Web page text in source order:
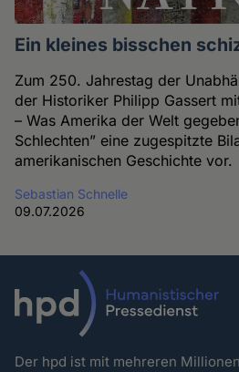
Ein kleines bisschen
Zum 250. Jahrestag der
der Historiker Philipp Gassert
– Was Amerika der Welt
Schlechten” eine zugespitzte
amerikanischen Geschichte vor.
Sebastian Schnelle
09.07.2026
Der hpd ist mit mehreren